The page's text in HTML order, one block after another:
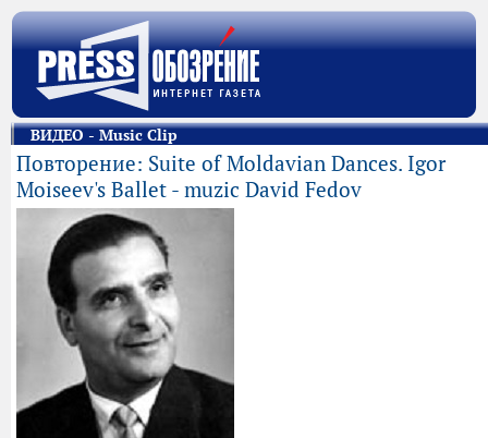
ВИДЕО - Music Clip
Повторение: Suite of Moldavian Dances. Igor
Moiseev's Ballet - muzic David Fedov